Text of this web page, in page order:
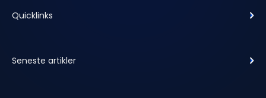
Quicklinks
Seneste artikler